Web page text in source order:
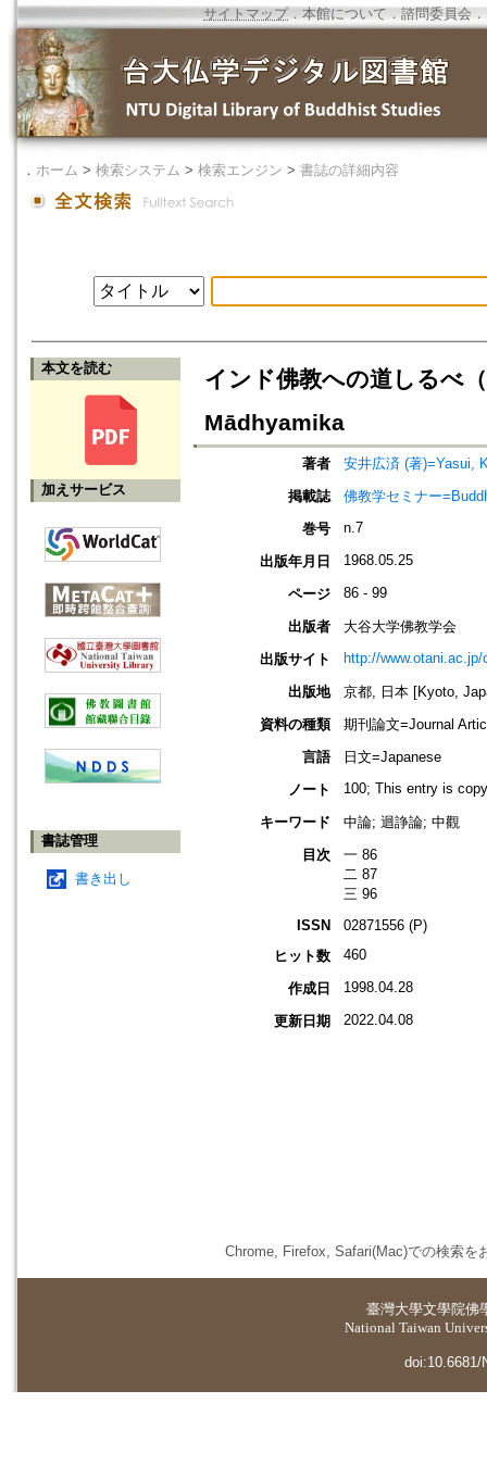
サイトマップ．本館について ． 諮問委員会 ．
． ホーム > 検索システム > 検索エンジン > 書誌の詳細内容
本文を読む
加えサービス
書誌管理
書き出し
インド佛教への道しるべ
Mādhyamika
著者
安井広済 (著)=Yasui,
掲載誌
佛教学セミナー
巻号
n.7
出版年月日 1968.05.25
ページ 86 - 99
出版者
大谷大学佛教学会
出版サイト
http://
出版地
京都, 日本 [Kyoto,
資料の種類
期刊論文=Journal
言語
日文=Japanese
ノート
100; This entry is
キーワード
中論; 迴諍論; 中觀
目次
一 86
二 87
三 96
ISSN
02871556 (P)
ヒット数
460
作成日 1998.04.28
更新日期 2022.04.08
Chrome, Firefox, Safari(Mac)での検索を
臺灣大學文學院佛
National Taiwan
doi:10.6681/